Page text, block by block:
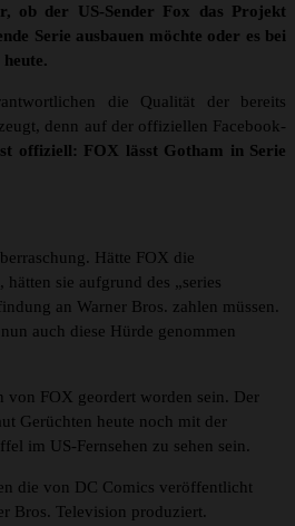
ob der US-Sender Fox das Projekt
Serie ausbauen möchte oder es bei
die Qualität der bereits
denn auf der offiziellen Facebook-
offiziell: FOX lässt Gotham in Serie
Hätte FOX die
sie aufgrund des „series
an Warner Bros. zahlen müssen.
auch diese Hürde genommen
von FOX geordert worden sein. Der
Gerüchten heute noch mit der
im US-Fernsehen zu sehen sein.
die von DC Comics veröffentlicht
Bros. Television produziert.